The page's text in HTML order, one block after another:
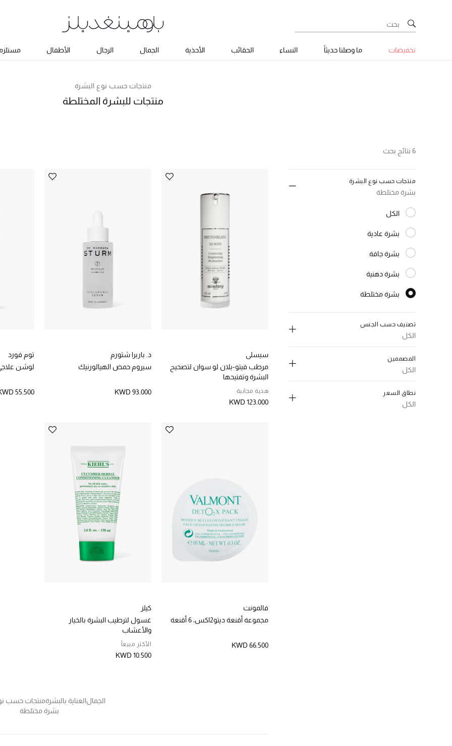
تخفيضات ما وصلنا حديثاً النساء الحقائب الأحذية الجمال الرجال الأطفال
منتجات حسب نوع البشرة
منتجات للبشرة المختلطة
6 نتائج بحث
منتجات حسب نوع البشرة
بشرة مختلطة
الكل
بشرة عادية
بشرة جافة
بشرة دهنية
بشرة مختلطة
تصنيف حسب الجنس
الكل
للجنسين
الترتيب حسب تصنيف حسب الجنس: للجنسين
المصممين
الكل
نطاق السعر
الكل
سيسلي
مرطب فيتو-بلان لو سوان لتصحيح
البشرة وتفتيحها
هدية مجانية
KWD 123.000
د. باربرا شتورم
سيروم حمض الهيالورنيك
KWD 93.000
توم فورد
لوشن
55.500
فالمونت
مجموعة أقنعة ديتو2اكس، 6 أقنعة
KWD 66.500
كيلز
غسول لترطيب البشرة بالخيار
والأعشاب
الأكثر مبيعاً
KWD 10.500
الجمالالعناية بالبشرةمنتجات حسب
بشرة مختلطة